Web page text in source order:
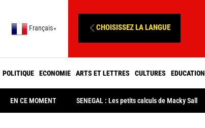
Français ▼ CHOISISSEZ LA LANGUE
POLITIQUE ECONOMIE ARTS ET LETTRES CULTURES EDUCATION
EN CE MOMENT SENEGAL : Les petits calculs de Macky Sall